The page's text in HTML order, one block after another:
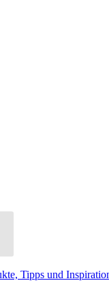
Tipps und